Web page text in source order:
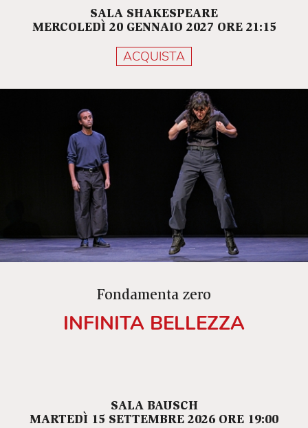
Mettetevi scomodi che, come in ogni vita mal
organizzata, può succedere di tutto.
SALA SHAKESPEARE
MERCOLEDÌ 20 GENNAIO 2027 ORE 21:15
ACQUISTA
Fondamenta zero
INFINITA BELLEZZA
SALA BAUSCH
MARTEDÌ 15 SETTEMBRE 2026 ORE 19:00